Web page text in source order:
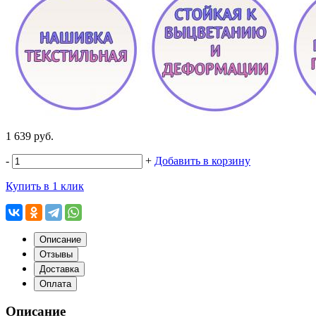
1 639 руб.
- + Добавить в корзину
Купить в 1 клик
Описание
Отзывы
Доставка
Оплата
Описание